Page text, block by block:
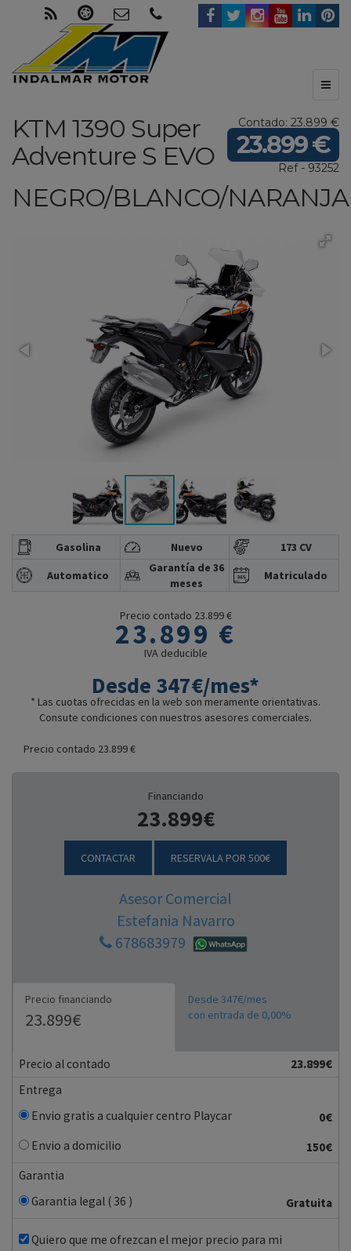
Contado: 23.899 €
23.899 €
Ref - 93252
KTM 1390 Super
Adventure S EVO
NEGRO/BLANCO/NARANJA
Gasolina Nuevo
173 CV
Automatico
Garantía de 36
meses
Matriculado
Precio contado 23.899 €
23.899 €
IVA deducible
Desde 347€/mes*
* Las cuotas ofrecidas en la web son meramente orientativas.
Consute condiciones con nuestros asesores comerciales.
Precio contado 23.899 €
Financiando
23.899€
CONTACTAR RESERVALA POR 500€
Asesor Comercial
Estefania Navarro
678683979
Precio financiando
23.899€
Desde 347€/mes
con entrada de 0,00%
Precio al contado
23.899€
Entrega
Envio gratis a cualquier centro Playcar
0€
Envio a domicilio
150€
Garantia
Garantia legal ( 36 )
Gratuita
Quiero que me ofrezcan el mejor precio para mi